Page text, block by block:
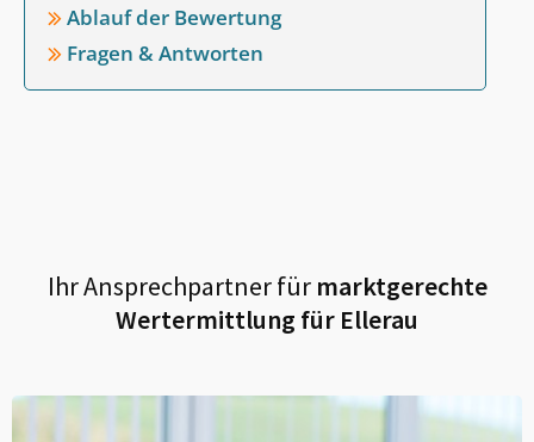
Ablauf der Bewertung
Fragen & Antworten
Ihr Ansprechpartner fürmarktgerechte
Wertermittlung für Ellerau